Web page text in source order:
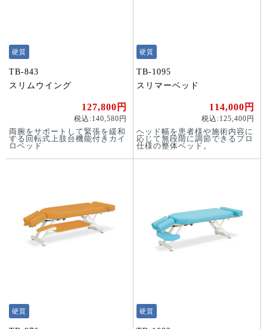
硬質
TB-843
スリムウイング
127,800円
税込:140,580円
両腕をサポートして緊張を緩和
する回転式上肢台機能付きカイ
ロベッド
硬質
TB-1095
スリマーベッド
114,000円
税込:125,400円
ヘッド幅を患者様や施術内容に
応じて無段階に調節できるプロ
仕様の整体ベッド。
硬質 硬質